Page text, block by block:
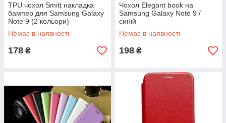
TPU чохол Smitt накладка
бампер для Samsung Galaxy
Note 9 (2 кольори)
Немає в наявності
178 ₴
Чохол Elegant book на
Samsung Galaxy Note 9 /
синій
Немає в наявності
198 ₴